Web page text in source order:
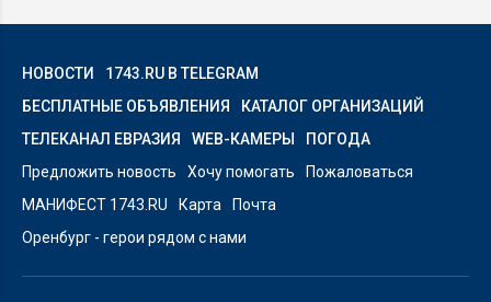
НОВОСТИ
1743.RU В TELEGRAM
БЕСПЛАТНЫЕ ОБЪЯВЛЕНИЯ
КАТАЛОГ ОРГАНИЗАЦИЙ
ТЕЛЕКАНАЛ ЕВРАЗИЯ
WEB-КАМЕРЫ
ПОГОДА
Предложить новость
Хочу помогать
Пожаловаться
МАНИФЕСТ 1743.RU
Карта
Почта
Оренбург - герои рядом с нами